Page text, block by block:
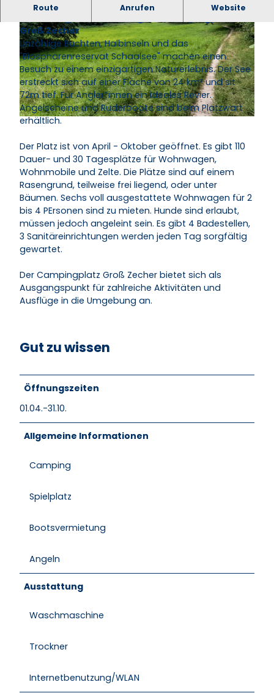
© Campingplatz Groß Zecher_Mara Gens
© sven zimmermann, bassmannpic.de
Route Anrufen Website
Direkt am Ufer des Schaalsees, im Naturpark
Groß Zecher
Unzählige Buchten, Halbinseln und das
"Biosphärenreservat Schaalsee" machen einen
Besuch zu einem einzigartigen Naturerlebnis. Der See
erstreckt sich auf einer Fläche von 24 km² und sit
72m tief. Für Angler*innen ein ideales Revier.
Angelscheine und Ruderboote sind beim Platzwart
erhältlich.
Der Platz ist von April - Oktober geöffnet. Es gibt 110
Dauer- und 30 Tagesplätze für Wohnwagen,
Wohnmobile und Zelte. Die Plätze sind auf einem
Rasengrund, teilweise frei liegend, oder unter
Bäumen. Sechs voll ausgestattete Wohnwagen für 2
bis 4 PErsonen sind zu mieten. Hunde sind erlaubt,
müssen jedoch angeleint sein. Es gibt 4 Badestellen,
3 Sanitäreinrichtungen werden jeden Tag sorgfältig
gewartet.
Der Campingplatz Groß Zecher bietet sich als
Ausgangspunkt für zahlreiche Aktivitäten und
Ausflüge in die Umgebung an.
Gut zu wissen
Öffnungszeiten
01.04.-31.10.
Allgemeine Informationen
Camping
Spielplatz
Bootsvermietung
Angeln
Ausstattung
Waschmaschine
Trockner
Internetbenutzung/WLAN